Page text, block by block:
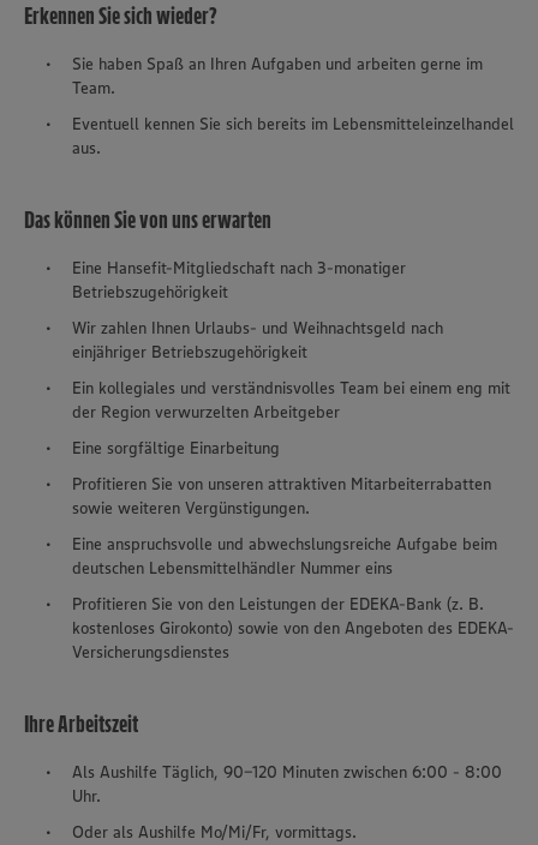
Erkennen Sie sich wieder?
Sie haben Spaß an Ihren Aufgaben und arbeiten gerne im
Team.
Eventuell kennen Sie sich bereits im Lebensmitteleinzelhandel
aus.
Das können Sie von uns erwarten
Eine Hansefit-Mitgliedschaft nach 3-monatiger
Betriebszugehörigkeit
Wir zahlen Ihnen Urlaubs- und Weihnachtsgeld nach
einjähriger Betriebszugehörigkeit
Ein kollegiales und verständnisvolles Team bei einem eng mit
der Region verwurzelten Arbeitgeber
Eine sorgfältige Einarbeitung
Profitieren Sie von unseren attraktiven Mitarbeiterrabatten
sowie weiteren Vergünstigungen.
Eine anspruchsvolle und abwechslungsreiche Aufgabe beim
deutschen Lebensmittelhändler Nummer eins
Profitieren Sie von den Leistungen der EDEKA-Bank (z. B.
kostenloses Girokonto) sowie von den Angeboten des EDEKA-
Versicherungsdienstes
Ihre Arbeitszeit
Als Aushilfe Täglich, 90-120 Minuten zwischen 6:00 - 8:00
Uhr.
Oder als Aushilfe Mo/Mi/Fr, vormittags.